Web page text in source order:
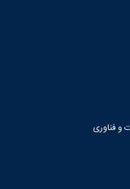
و فناوری